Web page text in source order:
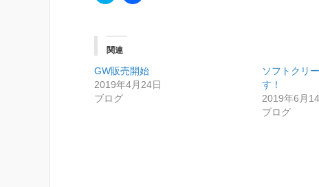
て
T
w
t
t
e
r
共
有
す
関連
GW販売開始
2019年4月24日
ブログ
ソフトクリ
す！
2019年6月
ブログ